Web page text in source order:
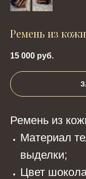
Ремень из
15 000 руб.
Ремень из
Материал
выделки;
Цвет